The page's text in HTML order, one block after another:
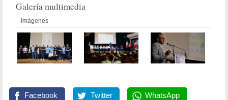
Galería multimedia
Imágenes
Facebook Twitter WhatsApp